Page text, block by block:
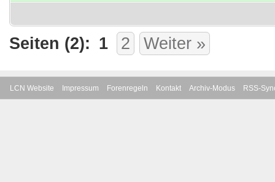
Seiten (2): 1 2 Weiter »
LCN Website Impressum Forenregeln Kontakt Archiv-Modus RSS-